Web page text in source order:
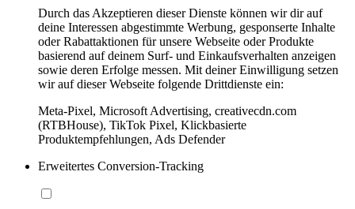
Durch das Akzeptieren dieser Dienste können wir dir auf
deine Interessen abgestimmte Werbung, gesponserte Inhalte
oder Rabattaktionen für unsere Webseite oder Produkte
basierend auf deinem Surf- und Einkaufsverhalten anzeigen
sowie deren Erfolge messen. Mit deiner Einwilligung setzen
wir auf dieser Webseite folgende Drittdienste ein:
Meta-Pixel, Microsoft Advertising, creativecdn.com
(RTBHouse), TikTok Pixel, Klickbasierte
Produktempfehlungen, Ads Defender
Erweitertes Conversion-Tracking